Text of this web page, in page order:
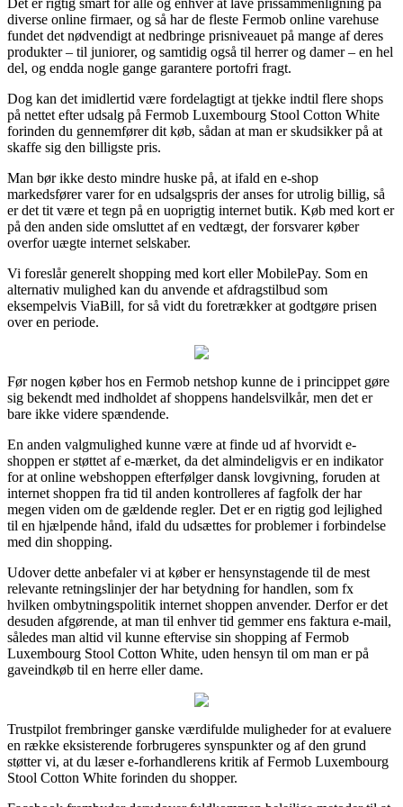
diverse online firmaer, og så har de fleste Fermob online varehuse
fundet det nødvendigt at nedbringe prisniveauet på mange af deres
produkter – til juniorer, og samtidig også til herrer og damer – en hel
del, og endda nogle gange garantere portofri fragt.
Dog kan det imidlertid være fordelagtigt at tjekke indtil flere shops
på nettet efter udsalg på Fermob Luxembourg Stool Cotton White
forinden du gennemfører dit køb, sådan at man er skudsikker på at
skaffe sig den billigste pris.
Man bør ikke desto mindre huske på, at ifald en e-shop
markedsfører varer for en udsalgspris der anses for utrolig billig, så
er det tit være et tegn på en uoprigtig internet butik. Køb med kort er
på den anden side omsluttet af en vedtægt, der forsvarer køber
overfor uægte internet selskaber.
Vi foreslår generelt shopping med kort eller MobilePay. Som en
alternativ mulighed kan du anvende et afdragstilbud som
eksempelvis ViaBill, for så vidt du foretrækker at godtgøre prisen
over en periode.
Før nogen køber hos en Fermob netshop kunne de i princippet gøre
sig bekendt med indholdet af shoppens handelsvilkår, men det er
bare ikke videre spændende.
En anden valgmulighed kunne være at finde ud af hvorvidt e-
shoppen er støttet af e-mærket, da det almindeligvis er en indikator
for at online webshoppen efterfølger dansk lovgivning, foruden at
internet shoppen fra tid til anden kontrolleres af fagfolk der har
megen viden om de gældende regler. Det er en rigtig god lejlighed
til en hjælpende hånd, ifald du udsættes for problemer i forbindelse
med din shopping.
Udover dette anbefaler vi at køber er hensynstagende til de mest
relevante retningslinjer der har betydning for handlen, som fx
hvilken ombytningspolitik internet shoppen anvender. Derfor er det
desuden afgørende, at man til enhver tid gemmer ens faktura e-mail,
således man altid vil kunne eftervise sin shopping af Fermob
Luxembourg Stool Cotton White, uden hensyn til om man er på
gaveindkøb til en herre eller dame.
Trustpilot frembringer ganske værdifulde muligheder for at evaluere
en række eksisterende forbrugeres synspunkter og af den grund
støtter vi, at du læser e-forhandlerens kritik af Fermob Luxembourg
Stool Cotton White forinden du shopper.